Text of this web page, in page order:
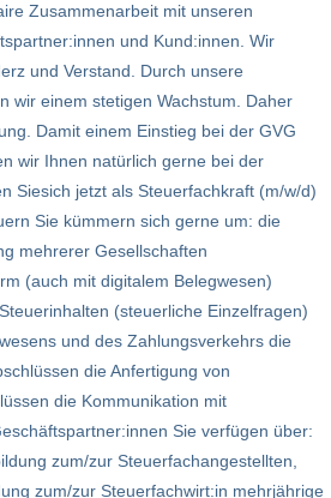
Zusammenarbeit mit unseren
und Kund:innen. Wir
und Verstand. Durch unsere
wir einem stetigen Wachstum. Daher
Damit einem Einstieg bei der GVG
wir Ihnen natürlich gerne bei der
Siesich jetzt als Steuerfachkraft (m/w/d)
Sie kümmern sich gerne um: die
mehrerer Gesellschaften
(auch mit digitalem Belegwesen)
(steuerliche Einzelfragen)
und des Zahlungsverkehrs die
die Anfertigung von
die Kommunikation mit
Sie verfügen über:
zum/zur Steuerfachangestellten,
zum/zur Steuerfachwirt:in mehrjährige